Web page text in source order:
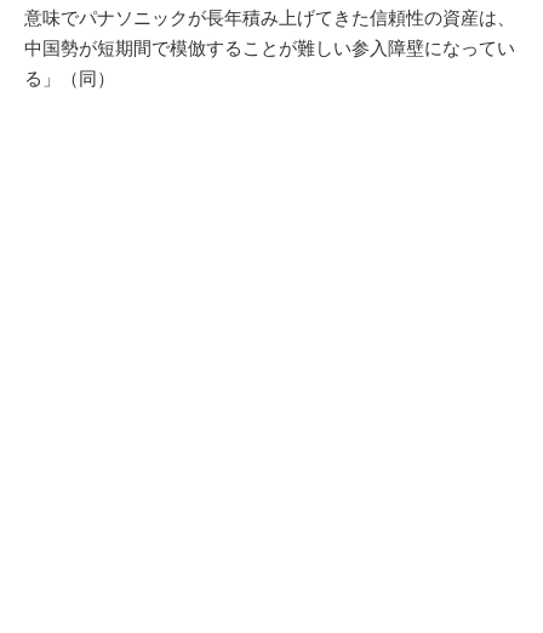
意味でパナソニックが長年積み上げてきた信頼性の資産は、
中国勢が短期間で模倣することが難しい参入障壁になってい
る」（同）